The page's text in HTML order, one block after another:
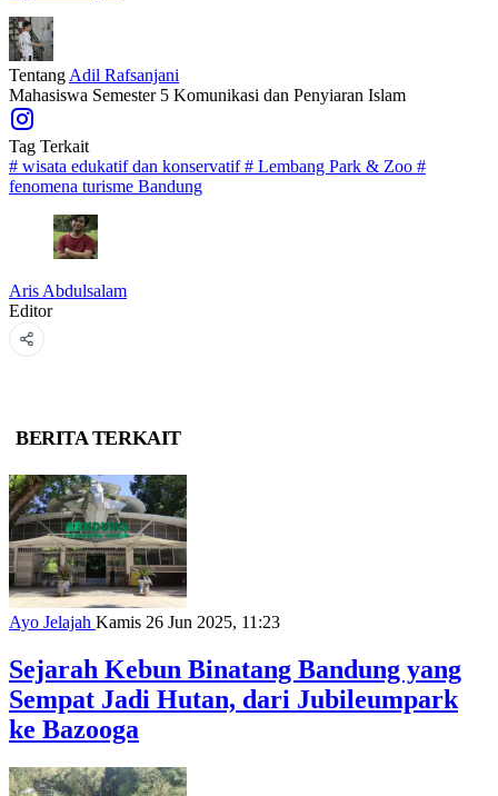
Tentang Adil Rafsanjani
Mahasiswa Semester 5 Komunikasi dan Penyiaran Islam
Tag Terkait
# wisata edukatif dan konservatif# Lembang Park & Zoo #
fenomena turisme Bandung
Aris Abdulsalam
Editor
BERITA TERKAIT
Ayo Jelajah Kamis 26 Jun 2025, 11:23
Sejarah Kebun Binatang Bandung yang
Sempat Jadi Hutan, dari Jubileumpark
ke Bazooga